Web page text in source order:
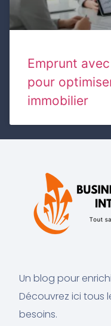
Emprunt
pour
immobilier
Un blog pour
Découvrez ici tous
besoins.